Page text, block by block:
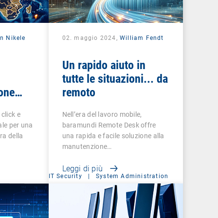
Nikele
e
per una
della
02. maggio 2024, William Fendt
Un rapido aiuto in
tutte le situazioni... da
remoto
Nell’era del lavoro mobile,
baramundi Remote Desk offre
una rapida e facile soluzione alla
manutenzione…
Leggi di più
IT Security | System Administration